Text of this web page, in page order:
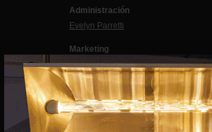
Administración
Evelyn Parretti
Marketing
Francesca Grismondi
Programación y diseño web
Giovanni Costante
Marcello Moi